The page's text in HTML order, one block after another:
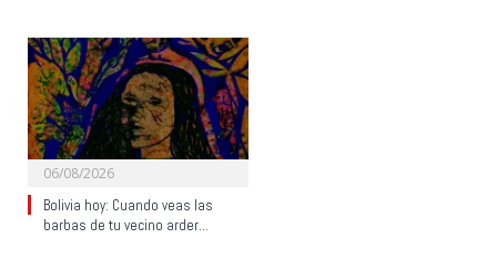
06/08/2026
Bolivia hoy: Cuando veas las
barbas de tu vecino arder…